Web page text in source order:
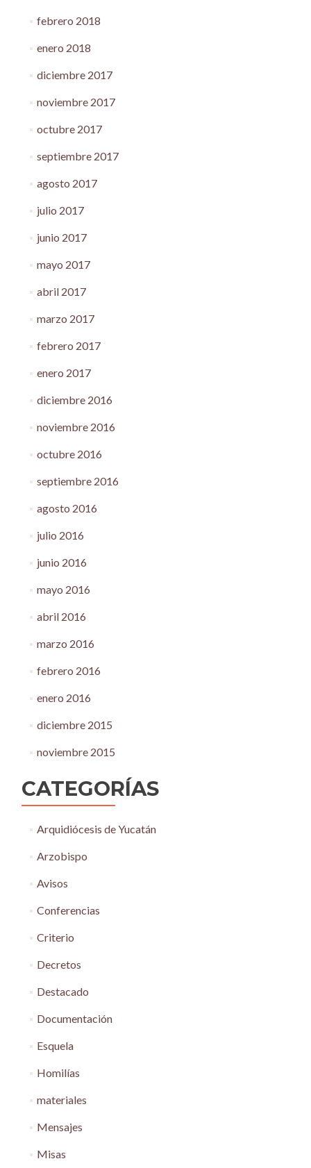
febrero 2018
enero 2018
diciembre 2017
noviembre 2017
octubre 2017
septiembre 2017
agosto 2017
julio 2017
junio 2017
mayo 2017
abril 2017
marzo 2017
febrero 2017
enero 2017
diciembre 2016
noviembre 2016
octubre 2016
septiembre 2016
agosto 2016
julio 2016
junio 2016
mayo 2016
abril 2016
marzo 2016
febrero 2016
enero 2016
diciembre 2015
noviembre 2015
CATEGORÍAS
Arquidiócesis de Yucatán
Arzobispo
Avisos
Conferencias
Criterio
Decretos
Destacado
Documentación
Esquela
Homilías
materiales
Mensajes
Misas